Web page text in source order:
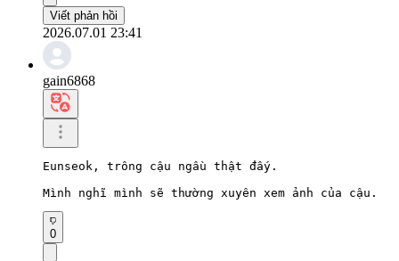
Viết phản hồi
2026.07.01 23:41
gain6868
Eunseok, trông cậu ngầu thật đấy.
Mình nghĩ mình sẽ thường xuyên xem ảnh của cậu.
0